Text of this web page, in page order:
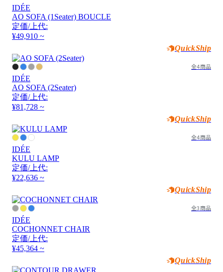
IDÉE
AO SOFA (1Seater) BOUCLE
定価/上代:
¥49,910 ~
QuickShip
全4商品
IDÉE
AO SOFA (2Seater)
定価/上代:
¥81,728 ~
QuickShip
全4商品
IDÉE
KULU LAMP
定価/上代:
¥22,636 ~
QuickShip
全3商品
IDÉE
COCHONNET CHAIR
定価/上代:
¥45,364 ~
QuickShip